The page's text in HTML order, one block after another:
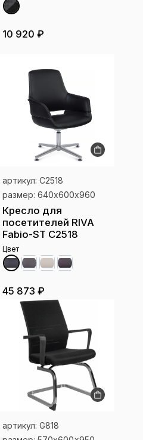
10 920 ₽
артикул: C2518
размер: 640х600х960
Кресло для
посетителей RIVA
Fabio-ST C2518
Цвет
45 873 ₽
артикул: G818